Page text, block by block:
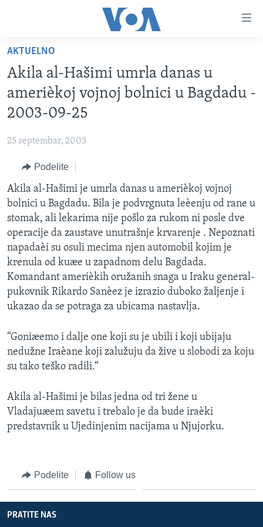
glavni
sadržaj
na
glavnu
Idi
pretragu
NASLOVNA
AMERIKA
GLOBALNE TEME
EKONOMIJA
NAUKA I TEHNOLOGIJA
MEDICINA
KULTURA
DRUŠTVO
SPORT
INTERVJU
TV PROGRAM
IZ AMERIKE
Learning English
PRATITE NAS
Jezici
AKTUELNO
Akila al-Hašimi umrla danas u
amerièkoj vojnoj bolnici u Bagdadu -
2003-09-25
25 septembar, 2003
Podelite
Akila al-Hašimi je umrla danas u amerièkoj vojnoj
bolnici u Bagdadu. Bila je podvrgnuta leèenju od rane u
stomak, ali lekarima nije pošlo za rukom ni posle dve
operacije da zaustave unutrašnje krvarenje . Nepoznati
napadaèi su osuli mecima njen automobil kojim je
krenula od kuæe u zapadnom delu Bagdada.
Komandant amerièkih oružanih snaga u Iraku general-
pukovnik Rikardo Sanèez je izrazio duboko žaljenje i
ukazao da se potraga za ubicama nastavlja.
“Goniæemo i dalje one koji su je ubili i koji ubijaju
nedužne Iraèane koji zalužuju da žive u slobodi za koju
su tako teško radili.“
Akila al-Hašimi je bilas jedna od tri žene u
Vladajuæem savetu i trebalo je da bude iraèki
predstavnik u Ujedinjenim nacijama u Njujorku.
Podelite Follow us
PRATITE NAS